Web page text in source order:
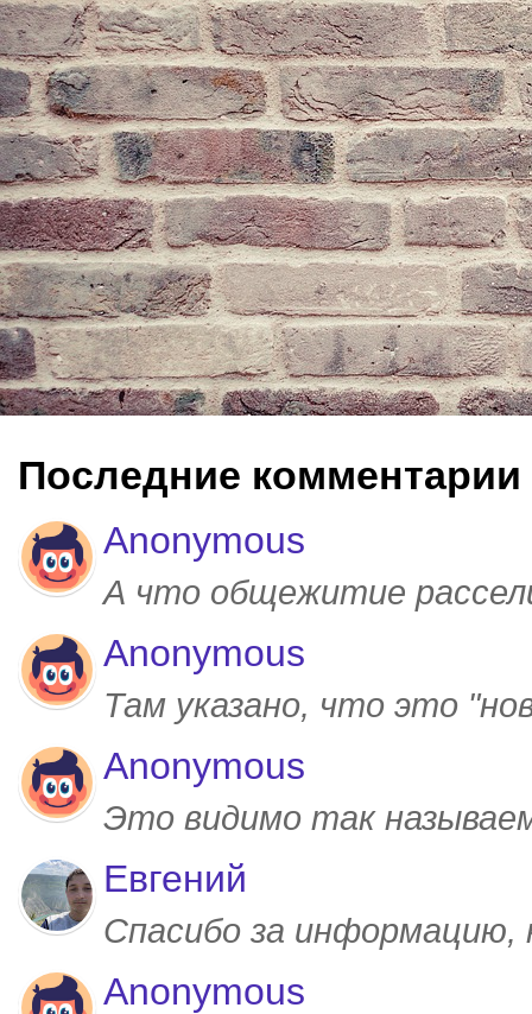
Последние комментарии
Anonymous
А что общежитие
Anonymous
Там указано, что это
Anonymous
Это видимо так
Евгений
Спасибо за
Anonymous